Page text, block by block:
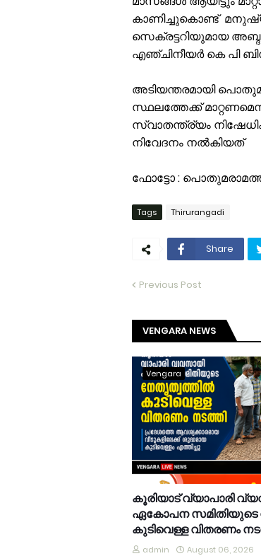
കാണിച്ചുകൊണ്ട്
സെക്രട്ടറിയുമായ
എഞ്ചിനീയർ കെ പി
അടിയന്തരമായി
സ്ഥലത്തേക്ക്
സ്വാതന്ത്ര്യം
നിവേദനം നൽകിയത്
ഫോട്ടോ : പൊതുമരാമത്ത്
Tags Thirurangadi
Share
Previous Post
VENGARA NEWS
Vengara
കൂരിയാട് വ്യാപാരി
ഏകോപന
കുടിവെള്ള വിതരണം
admin August 06, 2026